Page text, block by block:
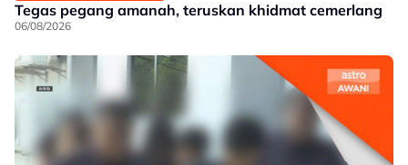
Tegas pegang amanah, teruskan khidmat cemerlang
06/08/2026